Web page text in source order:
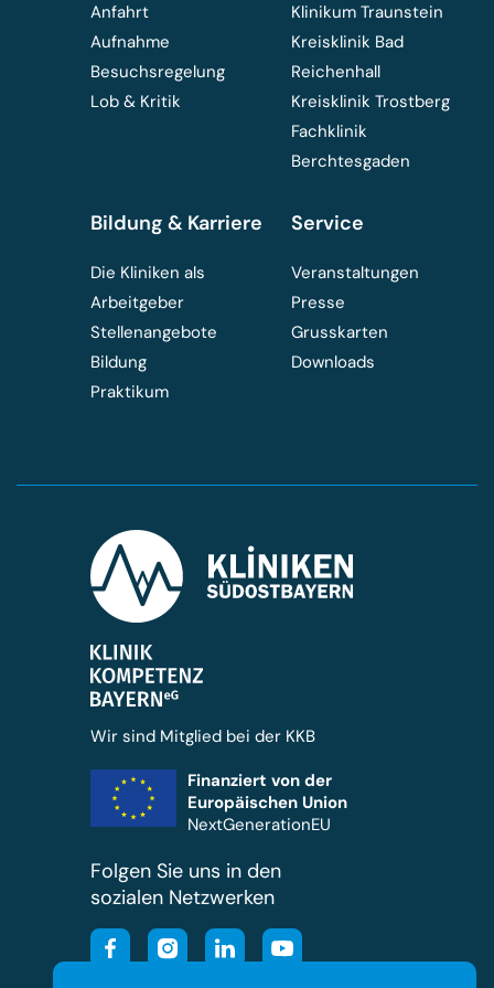
Wir sind Mitglied bei der KKB
Finanziert von der
Europäischen Union
NextGenerationEU
Folgen Sie uns in den
sozialen Netzwerken
Anfahrt
Aufnahme
Besuchsregelung
Lob & Kritik
Klinikum Traunstein
Kreisklinik Bad
Reichenhall
Kreisklinik Trostberg
Fachklinik
Berchtesgaden
Bildung & Karriere
Die Kliniken als
Arbeitgeber
Stellenangebote
Bildung
Praktikum
Service
Veranstaltungen
Presse
Grusskarten
Downloads